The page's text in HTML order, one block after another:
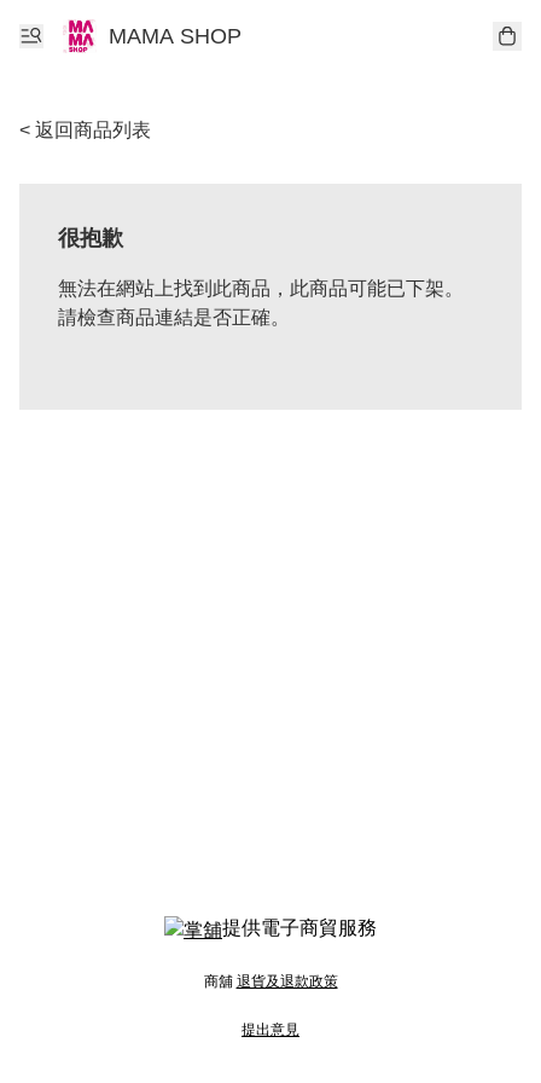
MAMA SHOP
< 返回商品列表
很抱歉
無法在網站上找到此商品，此商品可能已下架。
請檢查商品連結是否正確。
提供電子商貿服務
商舖 退貨及退款政策
提出意見